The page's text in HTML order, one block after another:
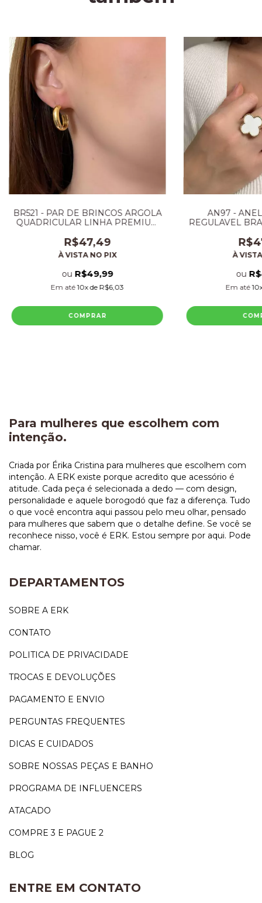
BR521 - PAR DE BRINCOS ARGOLA
QUADRICULAR LINHA PREMIUM
R$47,49
À VISTA NO PIX
ou R$49,99
Em até10x de R$6,03
COMPRAR
AN97 -
REGULAVEL
À
ou
Em até10
Para mulheres que escolhem com
intenção.
Criada por Érika Cristina para mulheres que escolhem com
intenção. A ERK existe porque acredito que acessório é
atitude. Cada peça é selecionada a dedo — com design,
personalidade e aquele borogodó que faz a diferença. Tudo
o que você encontra aqui passou pelo meu olhar, pensado
para mulheres que sabem que o detalhe define. Se você se
reconhece nisso, você é ERK. Estou sempre por aqui. Pode
chamar.
DEPARTAMENTOS
SOBRE A ERK
CONTATO
POLITICA DE PRIVACIDADE
TROCAS E DEVOLUÇÕES
PAGAMENTO E ENVIO
PERGUNTAS FREQUENTES
DICAS E CUIDADOS
SOBRE NOSSAS PEÇAS E BANHO
PROGRAMA DE INFLUENCERS
ATACADO
COMPRE 3 E PAGUE 2
BLOG
ENTRE EM CONTATO